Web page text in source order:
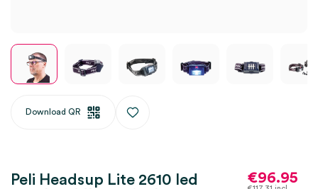
Download QR
Peli Headsup Lite 2610 led
€96.95